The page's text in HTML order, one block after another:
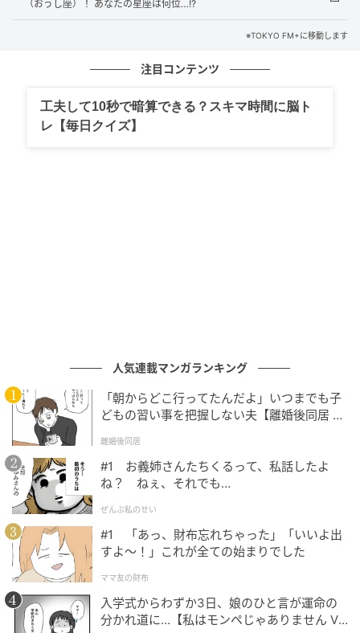
いておけば良いの。苗字が違うとかっていうのは、昔
はよくそういうことを言ったけれど、もう現代は、そ
礼”と“愛”、どちらが大事ですか？」ということです。
で、もし、それを「位牌を置くのは嫌だ」って言う旦
那さんがいたらば、ちょっと興ざめだな。それは無い
と信じたほうが良いんじゃない？ それか、儀礼に洗脳
されてしまっている、か。だから、その時言えば良い
の。「“儀礼”と“愛”、どちらが大事ですか？」って。愛
に勝るものは無いでしょう。
――さらに江原は、古い慣習や周囲の目を気にする必
要がない理由を、霊的な視点からも分かりやすく解説
します。
江原：儀礼って言うけれど、何がいけないの？ 向こう
の家の人が「嫁の家がやって来た……」とか言って、愚
（おうし座）！ あなたの星座は何位…!?
※TOKYO FM+に移動します
注目コンテンツ
工夫して10秒で暗算できる？スキマ時間に脳ト
レ【毎日クイズ】
人気連載マンガランキング
「朝からどこ行ってたんだよ」いつまでも子
どもの習い事を把握しない夫【離婚後同居 Vo
離婚後同居
#1 お義姉さんたちくるって、私話したよ
ね？ ねぇ、それでも…
ぜんぶ私のせい
#1 「あっ、財布忘れちゃった」「いいよ出
すよ〜！」これが全ての始まりでした
ママ友の財布
入学式からわずか3日、娘のひと言が運命の
分かれ道に…【私はモンペじゃありません Vo